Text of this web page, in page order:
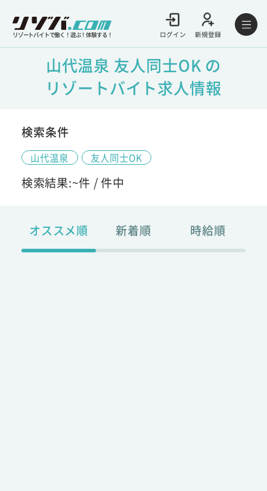
リゾートバイトで働く！遊ぶ！体験する！ ログイン 新規登録
山代温泉 友人同士OK の
リゾートバイト求人情報
検索条件
山代温泉 友人同士OK
検索結果:~件 /件中
オススメ順 新着順 時給順